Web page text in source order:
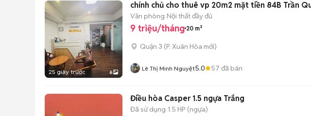
25 giây trước 6
chính chủ cho thuê vp 20m2 mặt tiền 84B Trần
Văn phòng Nội thất đầy đủ
9 triệu/tháng 20 m²
Quận 3 (P. Xuân Hòa mới)
Lê Thị Minh Nguyệt5.0 57 đã bán
Điều hòa Casper 1.5 ngựa Trắng
Đã sử dụng 1.5 HP (ngựa)